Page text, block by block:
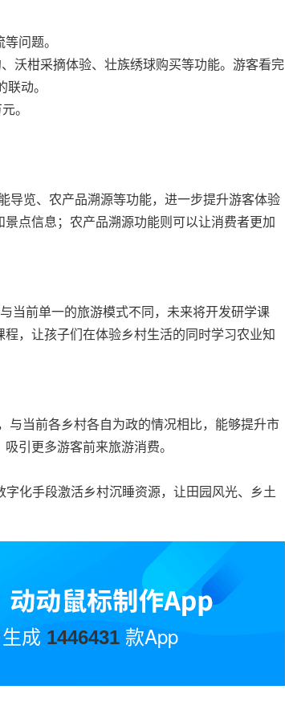
问题。
沃柑采摘体验、壮族绣球购买等功能。游客看完
动。
。
导览、农产品溯源等功能，进一步提升游客体验
点信息；农产品溯源功能则可以让消费者更加
当前单一的旅游模式不同，未来将开发研学课
，让孩子们在体验乡村生活的同时学习农业知
与当前各乡村各自为政的情况相比，能够提升市
引更多游客前来旅游消费。
化手段激活乡村沉睡资源，让田园风光、乡土
成 1446431 款App